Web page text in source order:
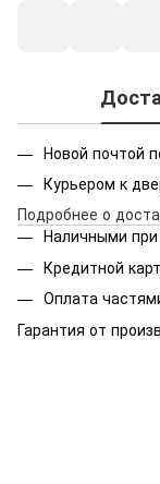
Новой почтой
Курьером к
Подробнее о
Наличными при
Кредитной
Оплата
Гарантия от